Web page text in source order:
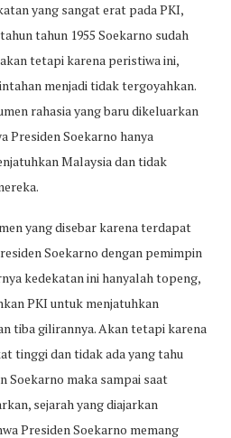
yang sangat erat pada PKI,
tahun 1955 Soekarno sudah
tetapi karena peristiwa ini,
menjadi tidak tergoyahkan.
rahasia yang baru dikeluarkan
Presiden Soekarno hanya
Malaysia dan tidak
yang disebar karena terdapat
Soekarno dengan pemimpin
kedekatan ini hanyalah topeng,
PKI untuk menjatuhkan
tiba gilirannya. Akan tetapi karena
tinggi dan tidak ada yang tahu
Soekarno maka sampai saat
sejarah yang diajarkan
Presiden Soekarno memang